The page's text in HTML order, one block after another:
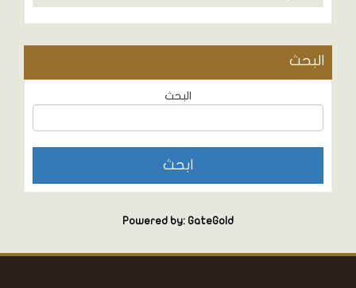
البحث
البحث
Powered by: GateGold